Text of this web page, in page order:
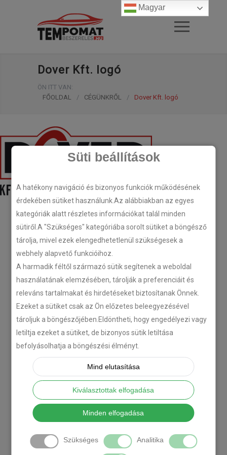
Süti beállítások
A hatékony navigáció és bizonyos funkciók működésének
érdekében sütiket használunk.Az alábbiakban az egyes
kategóriák alatt részletes információkat talál minden
sütiről.A "Szükséges" kategóriába sorolt sütiket a böngésző
tárolja, mivel ezek elengedhetetlenül szükségesek a
webhely alapvető funkcióihoz.
A harmadik féltől származó sütik segítenek a weboldal
használatának elemzésében, tárolják a preferenciáit és
releváns tartalmakat és hirdetéseket biztosítanak Önnek.
Ezeket a sütiket csak az Ön előzetes beleegyezésével
tároljuk a böngészőjében.Eldöntheti, hogy engedélyezi vagy
letiltja ezeket a sütiket, de bizonyos sütik letiltása
befolyásolhatja a böngészési élményt.
Mind elutasítása
Kiválasztottak elfogadása
Minden elfogadása
Szükséges Analitika
Dover Kft. logó
ÖN ITT VAN:
FŐOLDAL
/ CÉGÜNKRŐL / Dover Kft. logó
LEAVE A COMMENT
Magyar